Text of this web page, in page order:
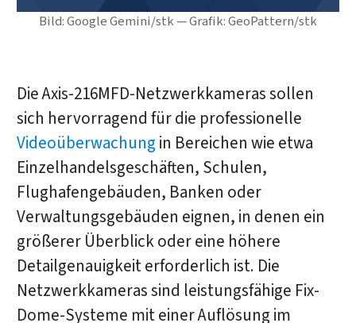
Bild: Google Gemini/stk — Grafik: GeoPattern/stk
Die Axis-216MFD-Netzwerkkameras sollen
sich hervorragend für die professionelle
Videoüberwachung in Bereichen wie etwa
Einzelhandelsgeschäften, Schulen,
Flughafengebäuden, Banken oder
Verwaltungsgebäuden eignen, in denen ein
größerer Überblick oder eine höhere
Detailgenauigkeit erforderlich ist. Die
Netzwerkkameras sind leistungsfähige Fix-
Dome-Systeme mit einer Auflösung im